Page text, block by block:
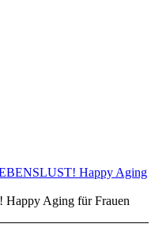
Aging für Frauen